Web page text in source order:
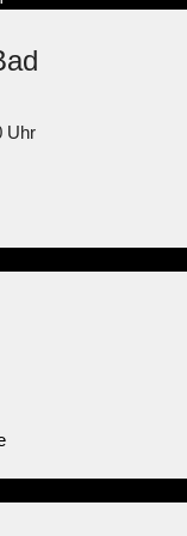
Uhr